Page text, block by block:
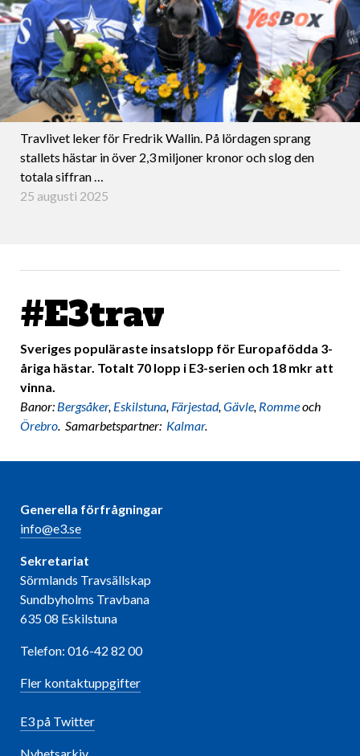
25 augusti 2025
Travlivet leker för Fredrik Wallin. På lördagen sprang
stallets hästar in över 2,3 miljoner kronor och slog den
totala siffran …
#E3trav
Sveriges populäraste insatslopp för Europafödda 3-
åriga hästar. Totalt 70 lopp i E3-serien och 18 mkr att
vinna.
Banor: Bergsåker, Eskilstuna, Färjestad,Gävle, Rommeoch
Örebro. Samarbetspartner: Kalmar.
Generella förfrågningar
info@e3.se
Sekretariat
Sörmlands Travsällskap
Sundbyholms Travbana
635 08 Eskilstuna
Telefon: 016-42 82 00
Fler kontaktuppgifter
E3 på Twitter